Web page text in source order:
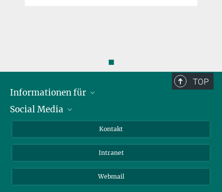
◼
TOP
Informationen für
Bewerbende
Social Media
YouTube
Kontakt
Intranet
Webmail